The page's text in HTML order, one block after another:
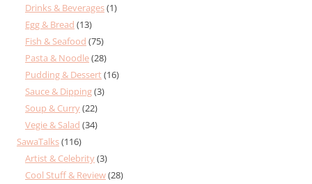
Drinks & Beverages(1)
Egg & Bread (13)
Fish & Seafood (75)
Pasta & Noodle(28)
Pudding & Dessert(16)
Sauce & Dipping(3)
Soup & Curry(22)
Vegie & Salad (34)
SawaTalks(116)
Artist & Celebrity(3)
Cool Stuff & Review(28)